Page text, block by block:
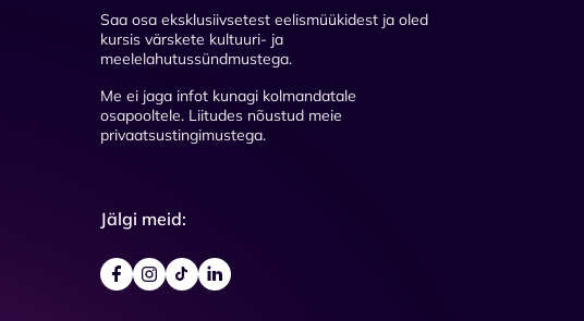
Saa osa eksklusiivsetest eelismüükidest ja oled
kursis värskete kultuuri- ja
meelelahutussündmustega.
Me ei jaga infot kunagi kolmandatale
osapooltele. Liitudes nõustud meie
privaatsustingimustega.
Jälgi meid: